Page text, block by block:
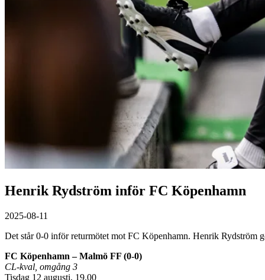
Henrik Rydström inför FC Köpenhamn
2025-08-11
Det står 0-0 inför returmötet mot FC Köpenhamn. Henrik Rydström
FC Köpenhamn – Malmö FF (0-0)
CL-kval, omgång 3
Tisdag 12 augusti, 19.00